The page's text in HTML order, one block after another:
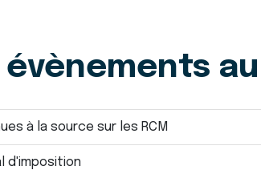
évènements
à la source sur les RCM
d'imposition